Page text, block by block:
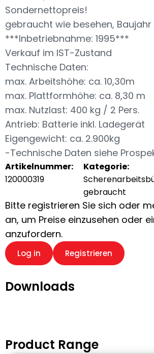
Sondernettopreis!
gebraucht wie besehen, Baujahr
***Inbetriebnahme: 1995***
Verkauf im IST-Zustand
Technische Daten:
max. Arbeitshöhe: ca. 10,30m
max. Plattformhöhe: ca. 8,30 m
max. Nutzlast: 400 kg / 2 Pers.
Antrieb: Batterie inkl. Ladegerät
Eigengewicht: ca. 2.900kg
-Technische Daten siehe
Artikelnummer:
120000319
Kategorie:
gebraucht
Bitte registrieren Sie sich oder
an, um Preise einzusehen oder
anzufordern.
Log in Registrieren
Downloads
Product Range